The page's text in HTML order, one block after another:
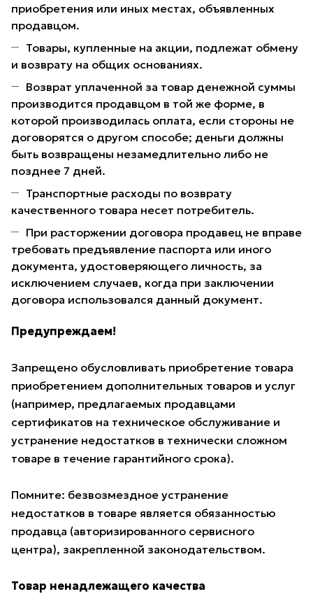
приобретения или иных местах, объявленных
продавцом.
Товары, купленные на акции, подлежат обмену
и возврату на общих основаниях.
Возврат уплаченной за товар денежной суммы
производится продавцом в той же форме, в
которой производилась оплата, если стороны не
договорятся о другом способе; деньги должны
быть возвращены незамедлительно либо не
позднее 7 дней.
Транспортные расходы по возврату
качественного товара несет потребитель.
При расторжении договора продавец не вправе
требовать предъявление паспорта или иного
документа, удостоверяющего личность, за
исключением случаев, когда при заключении
договора использовался данный документ.
Предупреждаем!
Запрещено обусловливать приобретение товара
приобретением дополнительных товаров и услуг
(например, предлагаемых продавцами
сертификатов на техническое обслуживание и
устранение недостатков в технически сложном
товаре в течение гарантийного срока).
Помните: безвозмездное устранение
недостатков в товаре является обязанностью
продавца (авторизированного сервисного
центра), закрепленной законодательством.
Товар ненадлежащего качества